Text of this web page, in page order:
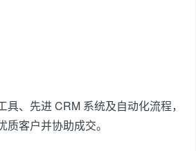
具、先进 CRM 系统及自动化流程，
客户并协助成交。